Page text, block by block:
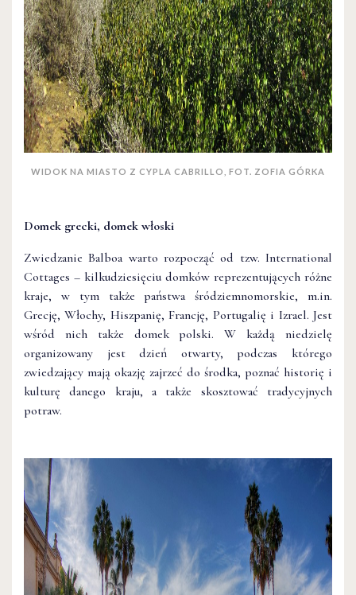
WIDOK NA MIASTO Z CYPLA CABRILLO, FOT. ZOFIA GÓRKA
Domek grecki, domek włoski
Zwiedzanie Balboa warto rozpocząć od tzw. International
Cottages – kilkudziesięciu domków reprezentujących różne
kraje, w tym także państwa śródziemnomorskie, m.in.
Grecję, Włochy, Hiszpanię, Francję, Portugalię i Izrael. Jest
wśród nich także domek polski. W każdą niedzielę
organizowany jest dzień otwarty, podczas którego
zwiedzający mają okazję zajrzeć do środka, poznać historię i
kulturę danego kraju, a także skosztować tradycyjnych
potraw.